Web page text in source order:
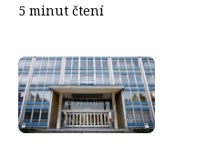
5 minut čtení